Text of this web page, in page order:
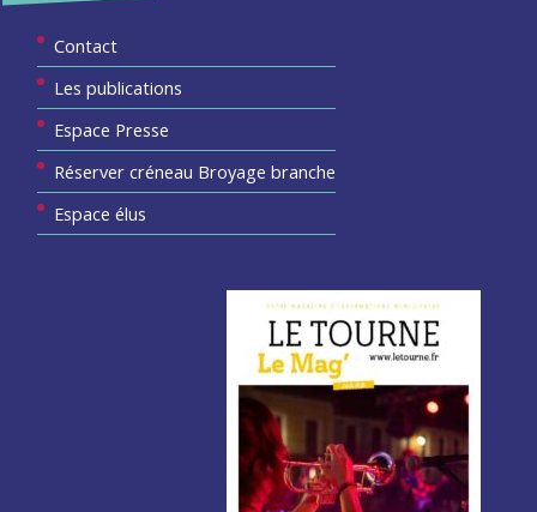
Contact
Les publications
Espace Presse
Réserver créneau Broyage branche
Espace élus